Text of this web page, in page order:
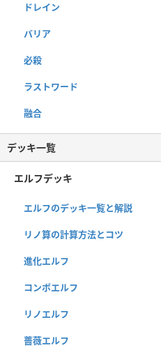
ドレイン
バリア
必殺
ラストワード
融合
デッキ一覧
エルフデッキ
エルフのデッキ一覧と解説
リノ算の計算方法とコツ
進化エルフ
コンボエルフ
リノエルフ
薔薇エルフ